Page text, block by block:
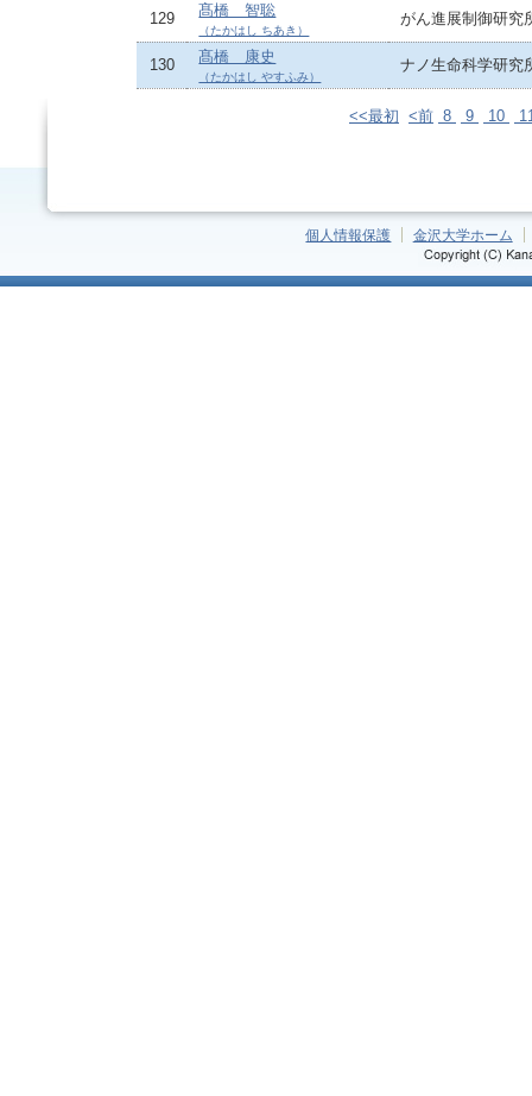
129 髙橋 智聡
（たかはし ちあき）
がん進展制御研究
130 髙橋 康史
（たかはし やすふみ）
ナノ生命科学研究
<<最初 <前 8 9 10
個人情報保護 金沢大学ホーム